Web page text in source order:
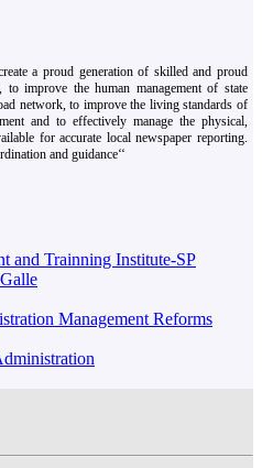
a proud generation of skilled and proud
improve the human management of state
network, to improve the living standards of
and to effectively manage the physical,
for accurate local newspaper reporting.
and guidance‘‘
and Trainning Institute-SP
Management Reforms